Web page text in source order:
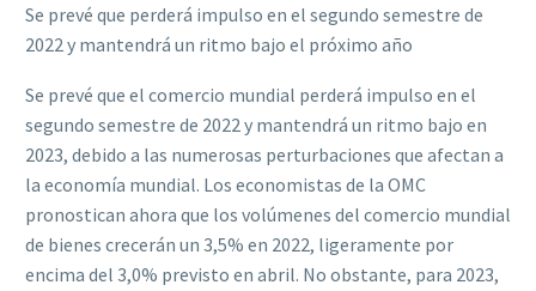
Se prevé que perderá impulso en el segundo semestre de
2022 y mantendrá un ritmo bajo el próximo año
Se prevé que el comercio mundial perderá impulso en el
segundo semestre de 2022 y mantendrá un ritmo bajo en
2023, debido a las numerosas perturbaciones que afectan a
la economía mundial. Los economistas de la OMC
pronostican ahora que los volúmenes del comercio mundial
de bienes crecerán un 3,5% en 2022, ligeramente por
encima del 3,0% previsto en abril. No obstante, para 2023,